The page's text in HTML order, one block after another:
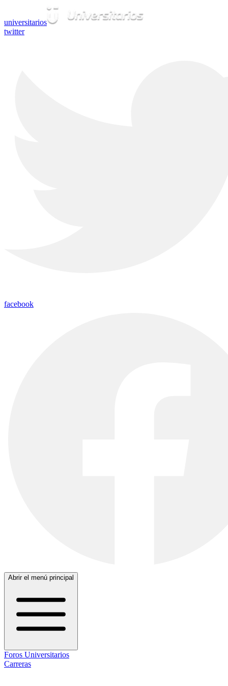
universitarios
twitter
facebook
Abrir el menú principal
Foros Universitarios
Carreras